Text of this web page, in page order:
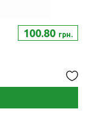
100.80 грн.